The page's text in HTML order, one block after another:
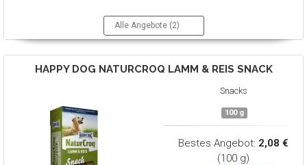
Alle Angebote (2)
HAPPY DOG NATURCROQ LAMM & REIS SNACK
Snacks
100 g
Bestes Angebot: 2,08 €
(100 g)